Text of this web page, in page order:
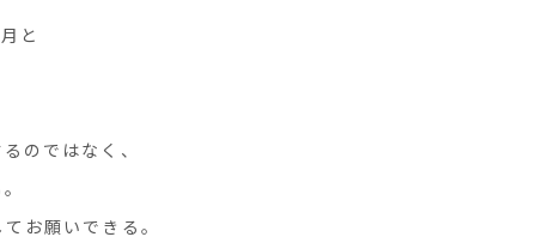
と
のではなく、
お願いできる。